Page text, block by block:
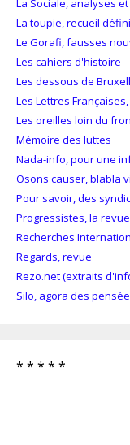
La Sociale, analyses
La toupie, recueil
Le Gorafi, fausses
Les cahiers d'histoire
Les dessous de
Les Lettres
Les oreilles loin du
Mémoire des luttes
Nada-info, pour une
Osons causer, blabla
Pour savoir, des
Progressistes, la revue
Recherches
Regards, revue
Rezo.net (extraits
Silo, agora des
* * * * *